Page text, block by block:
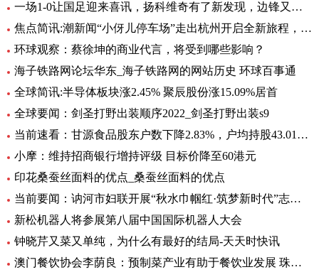
一场1-0让国足迎来喜讯，扬科维奇有了新发现，边锋又添一位猛将|世界热讯
焦点简讯:潮新闻“小伢儿停车场”走出杭州开启全新旅程，在台州10个青少年宫正式上线
环球观察：蔡徐坤的商业代言，将受到哪些影响？
海子铁路网论坛华东_海子铁路网的网站历史 环球百事通
全球简讯:半导体板块涨2.45% 聚辰股份涨15.09%居首
全球要闻：剑圣打野出装顺序2022_剑圣打野出装s9
当前速看：甘源食品股东户数下降2.83%，户均持股43.01万元
小摩：维持招商银行增持评级 目标价降至60港元
印花桑蚕丝面料的优点_桑蚕丝面料的优点
当前要闻：讷河市妇联开展“秋水巾帼红·筑梦新时代”志愿服务活动
新松机器人将参展第八届中国国际机器人大会
钟晓芹又菜又单纯，为什么有最好的结局-天天时快讯
澳门餐饮协会李荫良：预制菜产业有助于餐饮业发展 珠澳要优势互补 焦点